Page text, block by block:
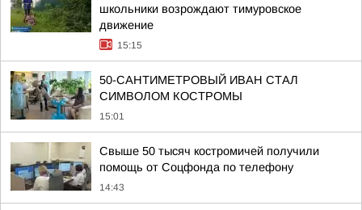
школьники возрождают тимуровское
движение
15:15
50-САНТИМЕТРОВЫЙ ИВАН СТАЛ
СИМВОЛОМ КОСТРОМЫ
15:01
Свыше 50 тысяч костромичей получили
помощь от Соцфонда по телефону
14:43